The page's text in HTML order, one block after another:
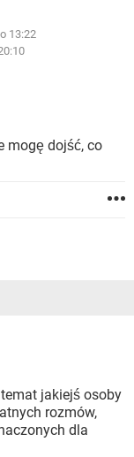
13:22
mogę dojść, co
jakiejś osoby
rozmów,
dla